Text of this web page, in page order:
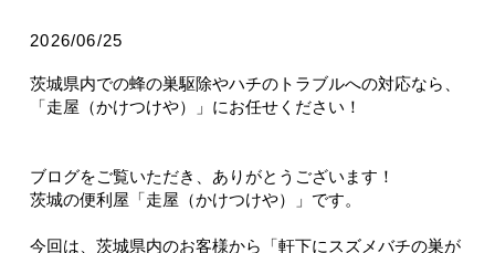
2026/06/25
茨城県内での蜂の巣駆除やハチのトラブルへの対応なら、
「走屋（かけつけや）」にお任せください！
ブログをご覧いただき、ありがとうございます！
茨城の便利屋「走屋（かけつけや）」です。
今回は、茨城県内のお客様から「軒下にスズメバチの巣が